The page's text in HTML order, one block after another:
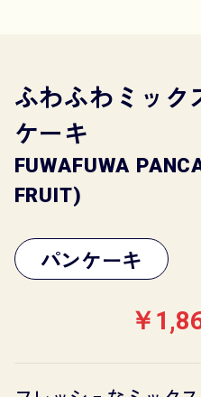
ふわふわミック
ケーキ
FUWAFUWA
FRUIT)
パンケーキ
￥